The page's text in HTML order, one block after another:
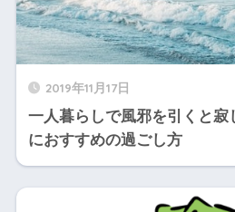
2019年11月17日
一人暮らしで風邪を引くと
におすすめの過ごし方